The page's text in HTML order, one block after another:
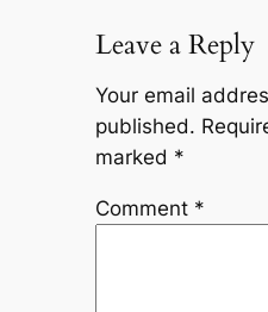
Leave a Reply
Your email
published.
marked *
Comment *